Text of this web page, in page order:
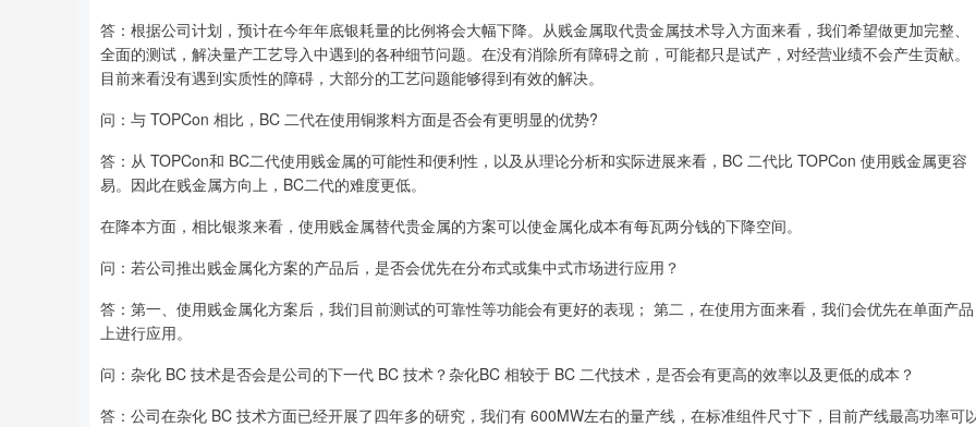
答：根据公司计划，预计在今年年底银耗量的比例将会大幅下降。从贱金属取代贵金属技术导入方面来看，我们希望做更加完整、
全面的测试，解决量产工艺导入中遇到的各种细节问题。在没有消除所有障碍之前，可能都只是试产，对经营业绩不会产生贡献。
目前来看没有遇到实质性的障碍，大部分的工艺问题能够得到有效的解决。
问：与 TOPCon 相比，BC 二代在使用铜浆料方面是否会有更明显的优势?
答：从 TOPCon和 BC二代使用贱金属的可能性和便利性，以及从理论分析和实际进展来看，BC 二代比 TOPCon 使用贱金属更容
易。因此在贱金属方向上，BC二代的难度更低。
在降本方面，相比银浆来看，使用贱金属替代贵金属的方案可以使金属化成本有每瓦两分钱的下降空间。
问：若公司推出贱金属化方案的产品后，是否会优先在分布式或集中式市场进行应用？
答：第一、使用贱金属化方案后，我们目前测试的可靠性等功能会有更好的表现； 第二，在使用方面来看，我们会优先在单面产品
上进行应用。
问：杂化 BC 技术是否会是公司的下一代 BC 技术？杂化BC 相较于 BC 二代技术，是否会有更高的效率以及更低的成本？
答：公司在杂化 BC 技术方面已经开展了四年多的研究，我们有 600MW左右的量产线，在标准组件尺寸下，目前产线最高功率可